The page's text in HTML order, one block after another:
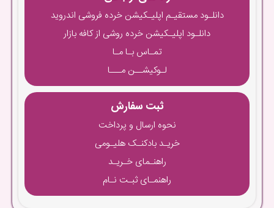
دانلـود مستقیـم اپلیـکیشن خرده فروشی اندروید
دانلـود اپلیـکیشن خرده روشی از کافه بازار
تمـاس بـا مـا
لـوکیشــن مـــا
ثبت سفارش
نحوه ارسال و پرداخت
خریـد بادکنـک هلیـومی
راهنـمای خـریـد
راهنمـای ثبـت نـام